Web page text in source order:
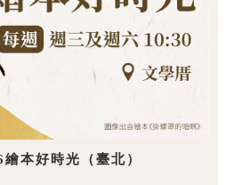
本好時光（臺北）